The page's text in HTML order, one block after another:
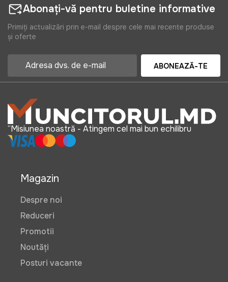
Abonați-vă pentru buletine informative
Primiți actualizări prin e-mail despre cele mai recente produse
și oferte
ABONEAZĂ-TE
“Misiunea noastră - Atingem cel mai bun echilibru
Magazin
Despre noi
Reduceri
Promotii
Noutăți
Posturi vacante